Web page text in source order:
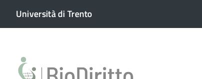
Università di Trento